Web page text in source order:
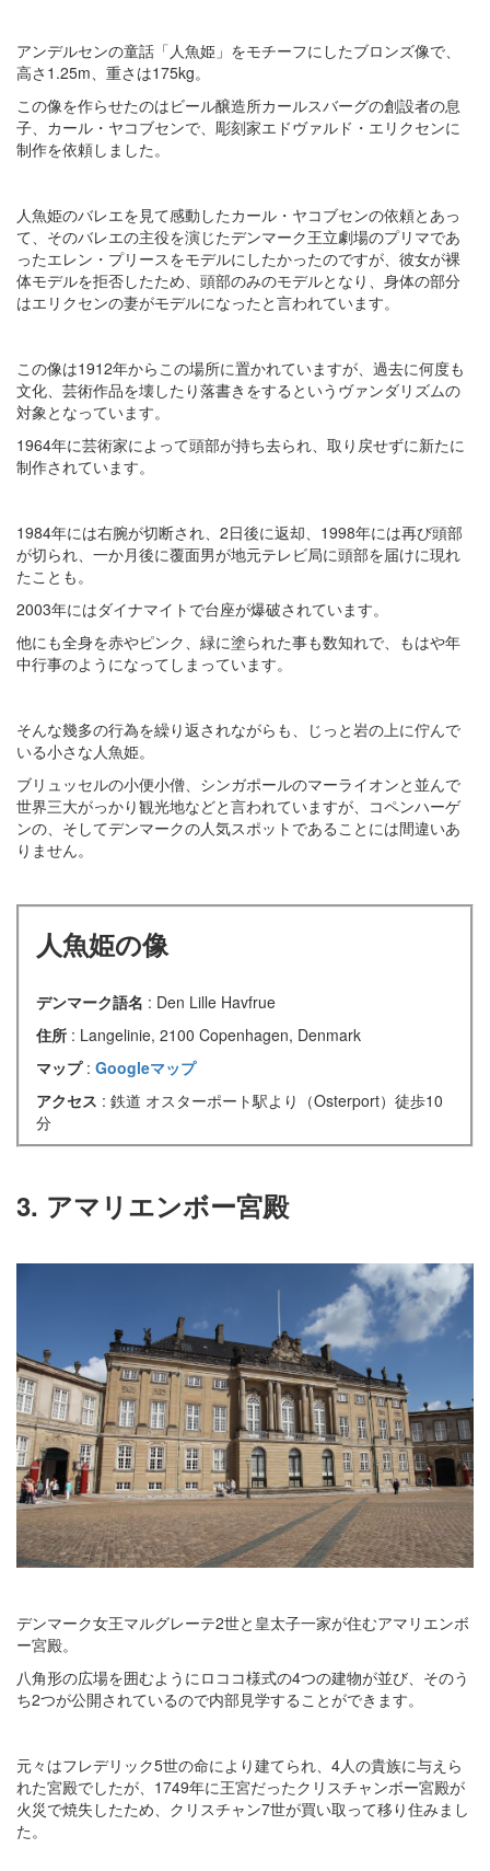
アンデルセンの童話「人魚姫」をモチーフにしたブロンズ像で、
高さ1.25m、重さは175kg。
この像を作らせたのはビール醸造所カールスバーグの創設者の息
子、カール・ヤコブセンで、彫刻家エドヴァルド・エリクセンに
制作を依頼しました。
人魚姫のバレエを見て感動したカール・ヤコブセンの依頼とあっ
て、そのバレエの主役を演じたデンマーク王立劇場のプリマであ
ったエレン・プリースをモデルにしたかったのですが、彼女が裸
体モデルを拒否したため、頭部のみのモデルとなり、身体の部分
はエリクセンの妻がモデルになったと言われています。
この像は1912年からこの場所に置かれていますが、過去に何度も
文化、芸術作品を壊したり落書きをするというヴァンダリズムの
対象となっています。
1964年に芸術家によって頭部が持ち去られ、取り戻せずに新たに
制作されています。
1984年には右腕が切断され、2日後に返却、1998年には再び頭部
が切られ、一か月後に覆面男が地元テレビ局に頭部を届けに現れ
たことも。
2003年にはダイナマイトで台座が爆破されています。
他にも全身を赤やピンク、緑に塗られた事も数知れで、もはや年
中行事のようになってしまっています。
そんな幾多の行為を繰り返されながらも、じっと岩の上に佇んで
いる小さな人魚姫。
ブリュッセルの小便小僧、シンガポールのマーライオンと並んで
世界三大がっかり観光地などと言われていますが、コペンハーゲ
ンの、そしてデンマークの人気スポットであることには間違いあ
りません。
人魚姫の像
デンマーク語名 : Den Lille Havfrue
住所 : Langelinie, 2100 Copenhagen, Denmark
マップ : Googleマップ
アクセス : 鉄道 オスターポート駅より（Osterport）徒歩10
分
3. アマリエンボー宮殿
デンマーク女王マルグレーテ2世と皇太子一家が住むアマリエンボ
ー宮殿。
八角形の広場を囲むようにロココ様式の4つの建物が並び、そのう
ち2つが公開されているので内部見学することができます。
元々はフレデリック5世の命により建てられ、4人の貴族に与えら
れた宮殿でしたが、1749年に王宮だったクリスチャンボー宮殿が
火災で焼失したため、クリスチャン7世が買い取って移り住みまし
た。